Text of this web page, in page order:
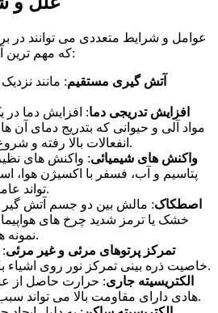
عوامل و شرایط متعددی می توانند در
که مهم ترین آن ها شامل موارد زیراست:
آتش گیری مستقیم: مانند
افزایش تدریجی دما: افزایش دما در
مواد آلی و حیوانی که بتدریج دمای آن
انفعالات بالا رفته و شروع به سوختن می کنند.
واکنش های شیمیائی: واکنش های
پتاسیم و آب، فسفر با اکسیژن هوا،
تواند عامل شروع حریق گردد.
اصطکاک: مالش بین دو جسم آتش گیر
خشک یا ترمز شدید چرخ های هواپیما
نمونه های این شرایط است.
تمرکز پرتوهای مرئی و غیر مرئی
خاصیت ذره بینی تمرکز نور روی اشیاء باعث حریق می گردد.
الکتریسیته جاری: حرارت حاصل از
هادی دارای مقاومت بالا می تواند سبب حرارت وآتش گردد.